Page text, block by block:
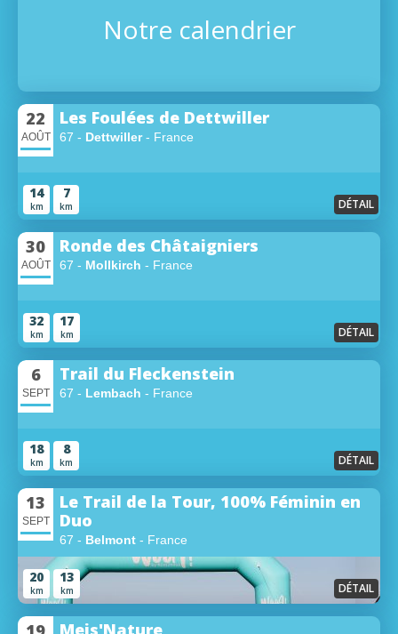
Notre calendrier
22
AOÛT
Les Foulées de Dettwiller
67 - Dettwiller- France
14
km
7
km DÉTAIL
30
AOÛT
Ronde des Châtaigniers
67 - Mollkirch - France
32
km
17
km DÉTAIL
6
SEPT
Trail du Fleckenstein
67 - Lembach - France
18
km
8
km DÉTAIL
13
SEPT
Le Trail de la Tour, 100% Féminin en
Duo
67 - Belmont - France
20
km
13
km DÉTAIL
Meis'Nature